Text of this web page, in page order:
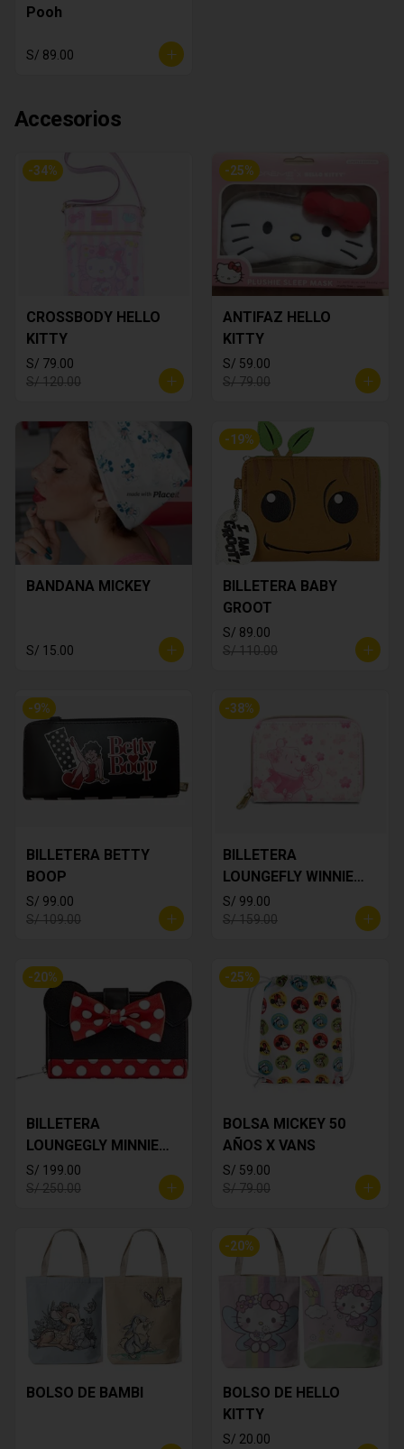
Pooh
S/ 89.00
Accesorios
-34%
CROSSBODY HELLO
KITTY
S/ 79.00
S/ 120.00
-25%
ANTIFAZ HELLO
KITTY
S/ 59.00
S/ 79.00
BANDANA MICKEY
S/ 15.00
-19%
BILLETERA BABY
GROOT
S/ 89.00
S/ 110.00
-9%
BILLETERA BETTY
BOOP
S/ 99.00
S/ 109.00
-38%
BILLETERA
LOUNGEFLY WINNIE
THE POOH
S/ 99.00
S/ 159.00
-20%
BILLETERA
LOUNGEGLY MINNIE
MOUSE
S/ 199.00
S/ 250.00
-25%
BOLSA MICKEY 50
AÑOS X VANS
S/ 59.00
S/ 79.00
BOLSO DE BAMBI
-20%
BOLSO DE HELLO
KITTY
S/ 20.00